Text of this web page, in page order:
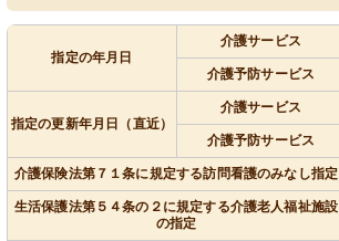
指定の年月日
介護サービス
介護予防サービス
指定の更新年月日（直近）
介護サービス
介護予防サービス
介護保険法第７１条に規定する訪問看護のみなし指定
生活保護法第５４条の２に規定する介護老人福祉施設
の指定